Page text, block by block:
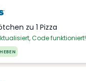
zu 1 Pizza
Code funktioniert!